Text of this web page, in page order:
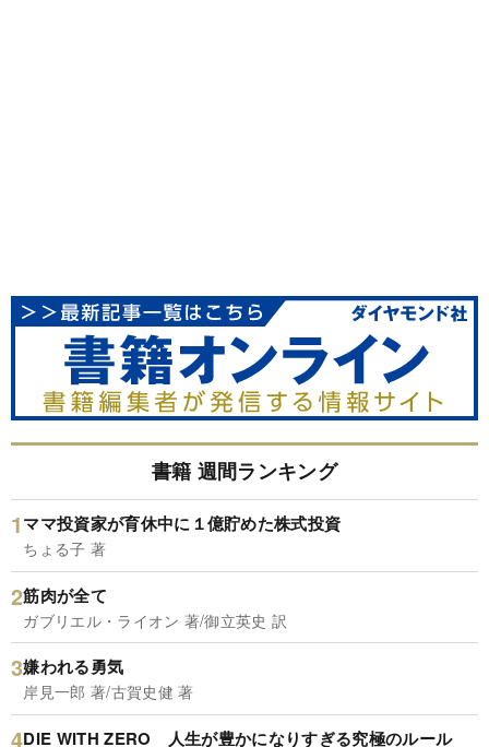
書籍 週間ランキング
ママ投資家が育休中に１億貯めた株式投資
ちょる子 著
筋肉が全て
ガブリエル・ライオン 著/御立英史 訳
嫌われる勇気
岸見一郎 著/古賀史健 著
DIE WITH ZERO 人生が豊かになりすぎる究極のルール